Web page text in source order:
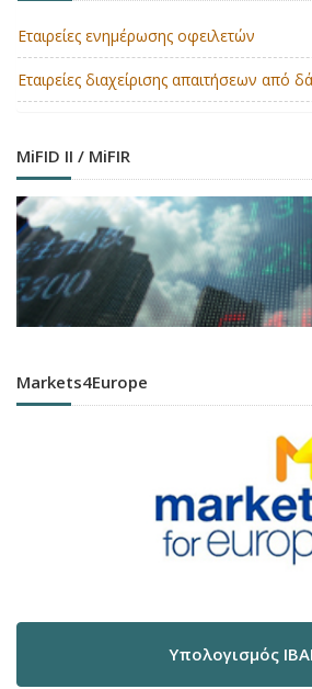
Εταιρείες ενημέρωσης οφειλετών
Εταιρείες διαχείρισης απαιτήσεων από
MiFID II / MiFIR
Markets4Europe
Υπολογισμός